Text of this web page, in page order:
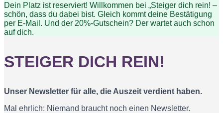
Dein Platz ist reserviert! Willkommen bei „Steiger dich rein! –
schön, dass du dabei bist. Gleich kommt deine Bestätigung
per E-Mail. Und der 20%-Gutschein? Der wartet auch schon
auf dich.
STEIGER DICH REIN!
Unser Newsletter für alle, die Auszeit verdient haben.
Mal ehrlich: Niemand braucht noch einen Newsletter.